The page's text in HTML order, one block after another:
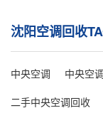
沈阳空调回收
中央空调 中央空
二手中央空调回收